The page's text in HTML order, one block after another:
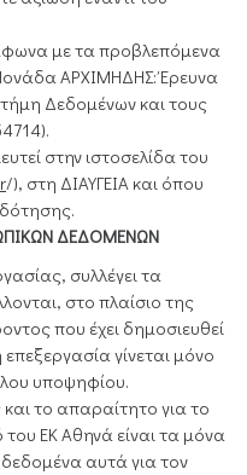
με τα προβλεπόμενα
ΑΡΧΙΜΗΔΗΣ: Έρευνα
Δεδομένων και τους
στην ιστοσελίδα του
/), στη ΔΙΑΥΓΕΙΑ και όπου
ΔΕΔΟΜΕΝΩΝ
συλλέγει τα
στο πλαίσιο της
που έχει δημοσιευθεί
γίνεται μόνο
υποψηφίου.
το απαραίτητο για το
ΕΚ Αθηνά είναι τα μόνα
αυτά για τον